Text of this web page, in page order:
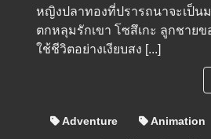
หญิงปลาทองที่ปรารถนาจะเป็น
ตกหลุมรักเขา โซสึเกะ ลูกชายข
ใช้ชีวิตอย่างเงียบสง [...]
Adventure Animation